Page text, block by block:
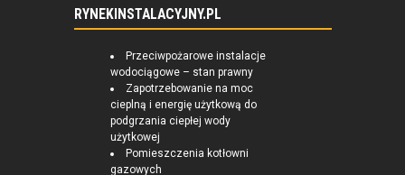
RYNEKINSTALACYJNY.PL
Przeciwpożarowe instalacje
wodociągowe – stan prawny
Zapotrzebowanie na moc
cieplną i energię użytkową do
podgrzania ciepłej wody
użytkowej
Pomieszczenia kotłowni
gazowych